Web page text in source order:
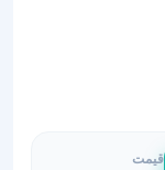
قیمت